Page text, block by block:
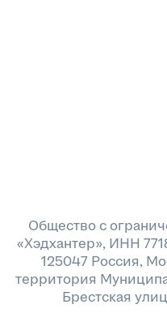
Общество с
«Хэдхантер», ИНН
125047 Россия,
территория
Брестская